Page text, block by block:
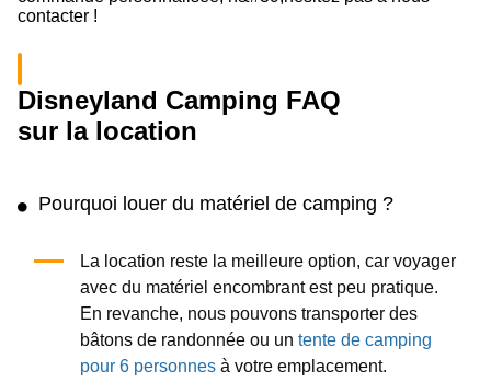
contacter !
Disneyland Camping FAQ
sur la location
Pourquoi louer du matériel de camping ?
La location reste la meilleure option, car voyager
avec du matériel encombrant est peu pratique.
En revanche, nous pouvons transporter des
bâtons de randonnée ou un tente de camping
pour 6 personnesà votre emplacement.